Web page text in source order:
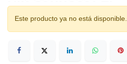
Este producto ya no está disponible.